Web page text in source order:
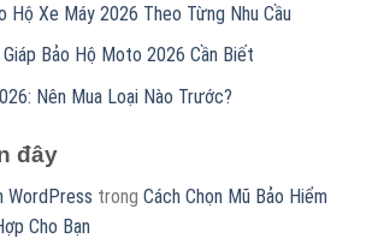
Hộ Xe Máy 2026 Theo Từng Nhu Cầu
Giáp Bảo Hộ Moto 2026 Cần Biết
Nên Mua Loại Nào Trước?
đây
WordPress trong Cách Chọn Mũ Bảo Hiểm
Cho Bạn